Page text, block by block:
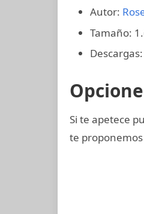
Autor:
Tamaño:
Si te apetece
te